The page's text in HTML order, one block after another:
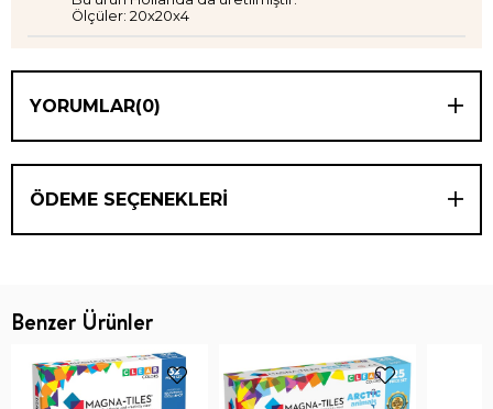
Ölçüler: 20x20x4
YORUMLAR(0)
ÖDEME SEÇENEKLERI
Benzer Ürünler